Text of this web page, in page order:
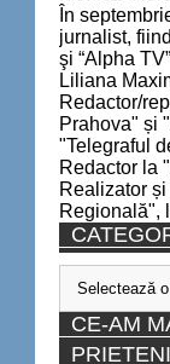
În
jurnalist,
şi “Alpha
Liliana
Redactor/
Prahova" și
"Telegraful
Redactor la
Realizator
Regională",
Categorii
CE-AM